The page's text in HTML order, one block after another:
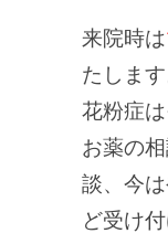
来院時は
たします
花粉症
お薬の
談、今
ど受け